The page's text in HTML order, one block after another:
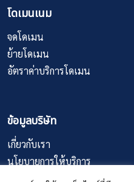
โดเมนเนม
จดโดเมน
ย้ายโดเมน
อัตราค่าบริการโดเมน
ข้อมูลบริษัท
เกี่ยวกับเรา
นโยบายการให้บริการ
นโยบายความเป็นส่วนตัว